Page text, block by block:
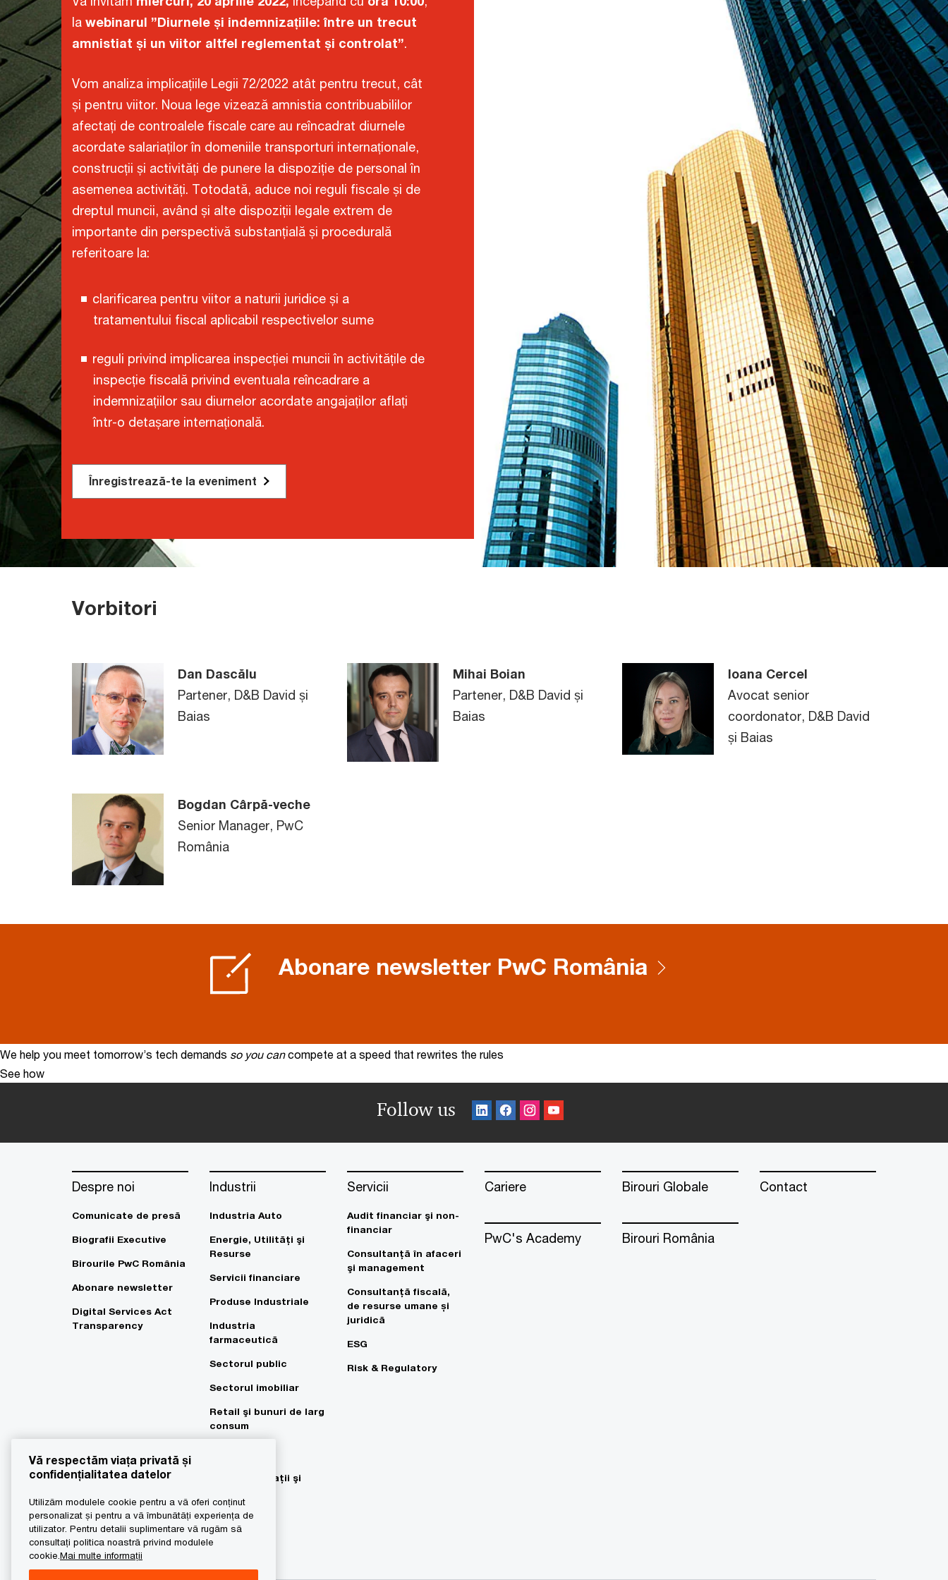
la webinarul ”Diurnele și indemnizațiile: între un trecut
amnistiat și un viitor altfel reglementat și controlat”.
Vom analiza implicațiile Legii 72/2022 atât pentru trecut, cât
și pentru viitor. Noua lege vizează amnistia contribuabililor
afectați de controalele fiscale care au reîncadrat diurnele
acordate salariaților în domeniile transporturi internaționale,
construcții și activități de punere la dispoziție de personal în
asemenea activități. Totodată, aduce noi reguli fiscale și de
dreptul muncii, având și alte dispoziții legale extrem de
importante din perspectivă substanțială și procedurală
referitoare la:
clarificarea pentru viitor a naturii juridice și a
tratamentului fiscal aplicabil respectivelor sume
reguli privind implicarea inspecției muncii în activitățile de
inspecție fiscală privind eventuala reîncadrare a
indemnizațiilor sau diurnelor acordate angajaților aflați
într-o detașare internațională.
Înregistrează-te la eveniment
Vorbitori
Dan Dascălu
Partener, D&B David și
Baias
Bogdan Cârpă-veche
Senior Manager, PwC
România
Mihai Boian
Partener, D&B David și
Baias
Ioana Cercel
Avocat senior
coordonator, D&B David
și Baias
Abonare newsletter PwC România
We help you meet tomorrow’s tech demands so you can compete at a speed that rewrites the rules
See how
Follow us
Despre noi
Comunicate de presă
Biografii Executive
Birourile PwC România
Abonare newsletter
Digital Services Act
Transparency
Industrii
Industria Auto
Energie, Utilităţi şi
Resurse
Servicii financiare
Produse Industriale
Industria
farmaceutică
Sectorul public
Sectorul imobiliar
Retail şi bunuri de larg
consum
telecomunicaţii şi
Servicii
Audit financiar şi non-
financiar
Consultanţă în afaceri
şi management
Consultanţă fiscală,
de resurse umane și
juridică
ESG
Risk & Regulatory
Cariere
PwC's Academy
Birouri Globale
Birouri România
Contact
Vă respectăm viața privată și
confidențialitatea datelor
Utilizăm modulele cookie pentru a vă oferi conținut
personalizat și pentru a vă îmbunătăți experiența de
utilizator. Pentru detalii suplimentare vă rugăm să
consultați politica noastră privind modulele
cookie.Mai multe informații